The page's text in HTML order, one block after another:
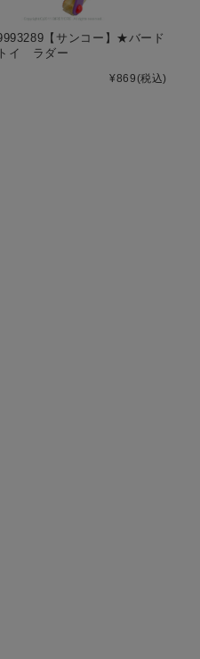
【サンコー】★バード
トイ ラダー
¥869(税込)